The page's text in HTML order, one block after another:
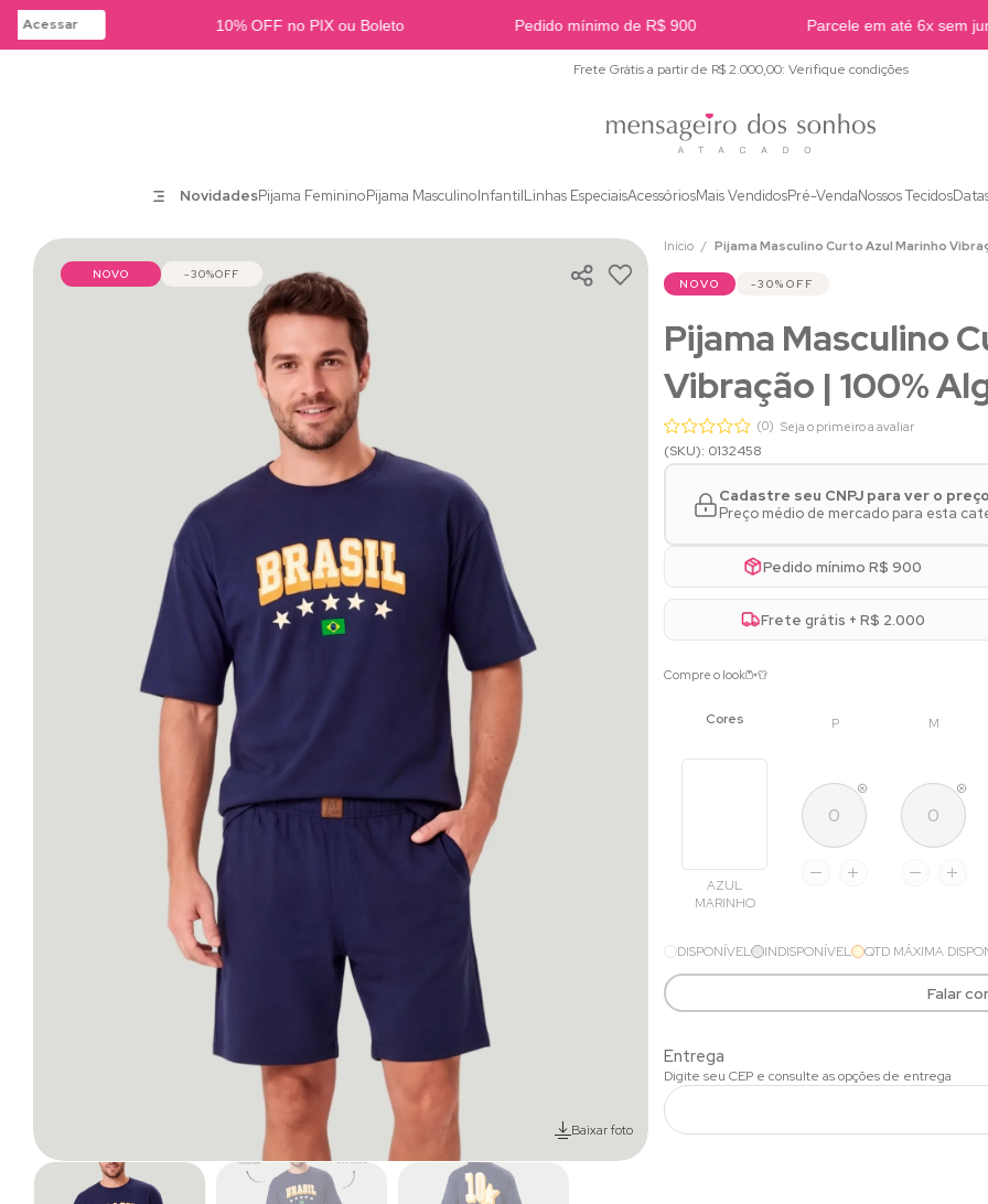
Acessar 10% OFF no PIX ou Boleto Pedido mínimo de R$ 900 Parcele em até 6x sem
Frete Grátis a partir de R$ 2.000,00: Verifique condições
NovidadesPijama FemininoPijama MasculinoInfantilLinhas EspeciaisAcessóriosMais VendidosPré-VendaNossos Tecidos
NOVO 30%OFF
Baixar foto
Início Pijama Masculino Curto Azul Marinho
NOVO 30% OFF
Pijama Masculino
Vibração | 100%
(0) Seja o primeiro a avaliar
(SKU): 0132458
Cadastre seu CNPJ para ver o
Preço médio de mercado para esta
Pedido mínimo R$ 900
Frete grátis + R$ 2.000
Compre o look
P M
AZUL
MARINHO
DISPONÍVEL INDISPONÍVEL QTD MÁXIMA
Falar